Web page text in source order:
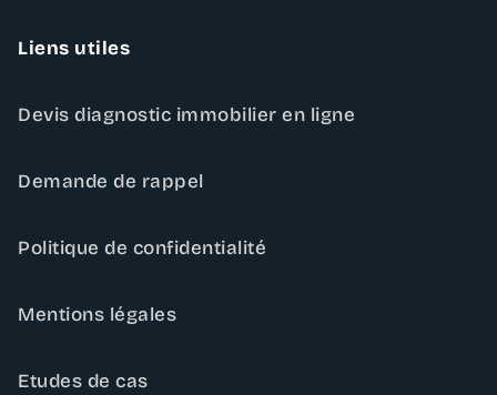
Liens utiles
Devis diagnostic immobilier en ligne
Demande de rappel
Politique de confidentialité
Mentions légales
Etudes de cas